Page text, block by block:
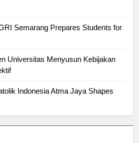
dengan Program Studi Paling
Semarang Prepares Students for
Universitas Menyusun Kebijakan
Indonesia Atma Jaya Shapes